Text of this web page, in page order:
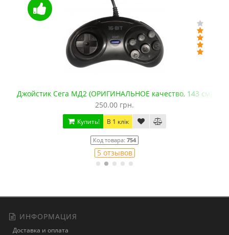
Джойстик Сега МД2 (ОРИГИНАЛЬНОЕ качество, 143 см)
250.00 грн.
Купить! В 1 клік
Код товара: 754
5 отзывов
ИНФОРМАЦИЯ
Доставка и оплата